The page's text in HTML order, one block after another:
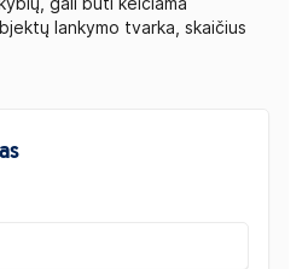
lankymo tvarka, skaičius